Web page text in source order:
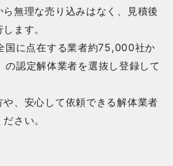
無理な売り込みはなく、見積後
ます。
国に点在する業者約75,000社か
認定解体業者を選抜し登録して
、安心して依頼できる解体業者
さい。